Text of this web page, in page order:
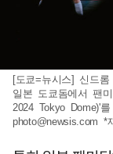
[도쿄=뉴시스] 신드
일본 도쿄돔에서 팬
2024 Tokyo Dome)'
photo@newsis.com *